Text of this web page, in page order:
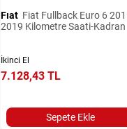
Fıat
2019 Kilometre Saati-Kadran
İkinci El
7.128,43 TL
Sepete Ekle